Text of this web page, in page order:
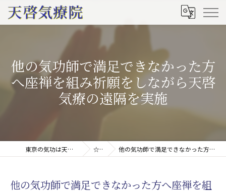
他の気功師で満足できなかった方
へ座禅を組み祈願をしながら天啓
気療の遠隔を実施
東京の気功は天啓気療院(天啓気功療法治療院) ☆ブログ 他の気功師で満足できなかった方へ座禅を組み祈願をしながら天啓気療の遠隔を実施
他の気功師で満足できなかった方へ座禅を組